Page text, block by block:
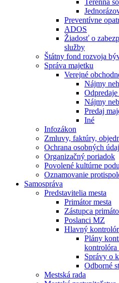
Terénna
Preventívne
ADOS
Žiadosť o
služby
Štátny fond rozvoja
Správa majetku
Verejné
Nájmy
Nájmy
Predaj
Iné
Infozákon
Zmluvy, faktúry,
Ochrana osobných
Organizačný poriadok
Povolené kultúrne
Oznamovanie
Samospráva
Predstavitelia mesta
Primátor mesta
Zástupca
Poslanci MZ
Hlavný kontrolór
Plány
kontrolóra
Správy o
Odborné
Mestská rada